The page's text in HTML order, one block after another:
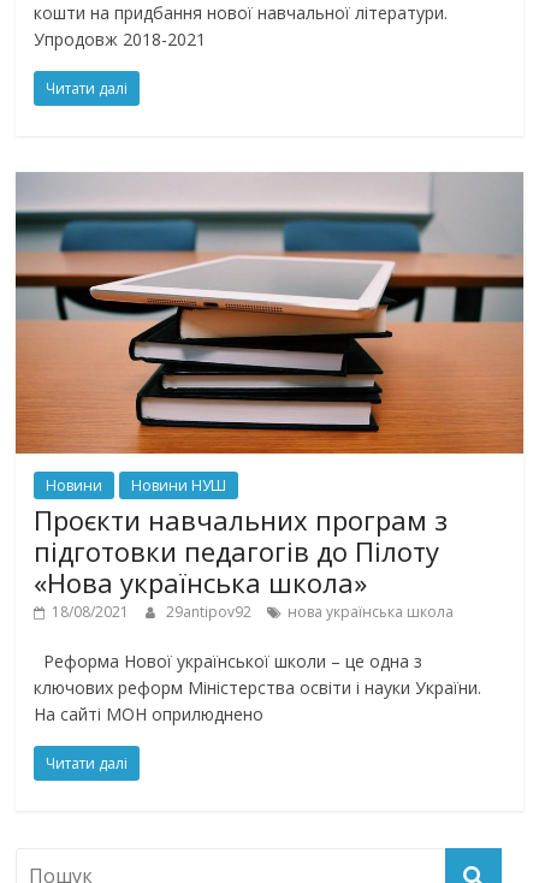
кошти на придбання нової навчальної літератури.
Упродовж 2018-2021
Читати далі
Новини Новини НУШ
Проєкти навчальних програм з
підготовки педагогів до Пілоту
«Нова українська школа»
18/08/2021 29antipov92 нова українська школа
Реформа Нової української школи – це одна з
ключових реформ Міністерства освіти і науки України.
На сайті МОН оприлюднено
Читати далі